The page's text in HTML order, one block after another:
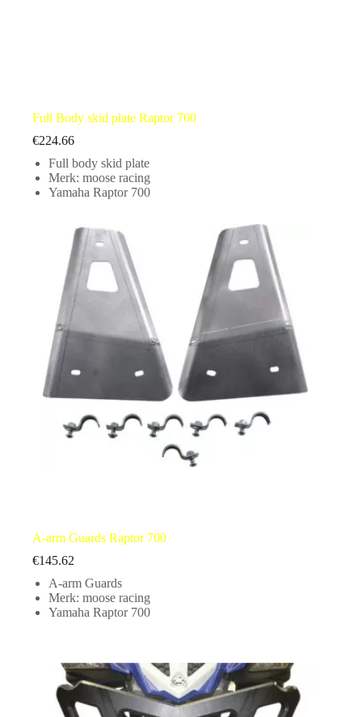
Full Body skid plate Raptor 700
€224.66
Full body skid plate
Merk: moose racing
Yamaha Raptor 700
A-arm Guards Raptor 700
€145.62
A-arm Guards
Merk: moose racing
Yamaha Raptor 700